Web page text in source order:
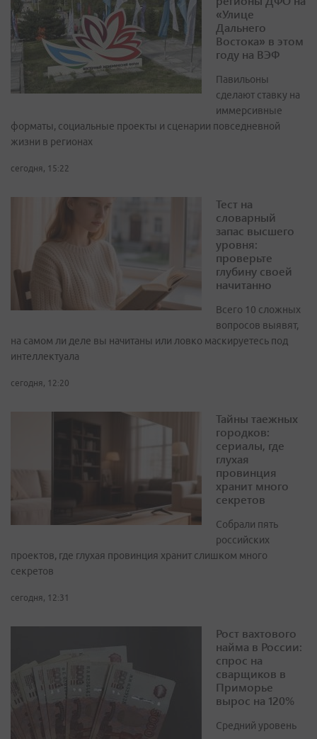
«Улице
Дальнего
Востока» в этом
году на ВЭФ
Павильоны
сделают ставку на
иммерсивные
форматы, социальные проекты и сценарии повседневной
жизни в регионах
сегодня, 15:22
Тест на
словарный
запас высшего
уровня:
проверьте
глубину своей
начитанно
Всего 10 сложных
вопросов выявят,
на самом ли деле вы начитаны или ловко маскируетесь под
интеллектуала
сегодня, 12:20
Тайны таежных
городков:
сериалы, где
глухая
провинция
хранит много
секретов
Собрали пять
российских
проектов, где глухая провинция хранит слишком много
секретов
сегодня, 12:31
Рост вахтового
найма в России:
спрос на
сварщиков в
Приморье
вырос на 120%
Средний уровень